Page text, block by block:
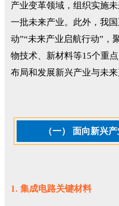
产业变革领域，组织实施
一批未来产业。此外，我
动”“未来产业启航行动”，
物技术、新材料等15个重
布局和发展新兴产业与未
（一） 面向新兴
1. 集成电路关键材料